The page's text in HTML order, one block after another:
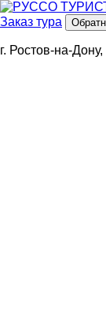
Заказ тура
г. Ростов-на-